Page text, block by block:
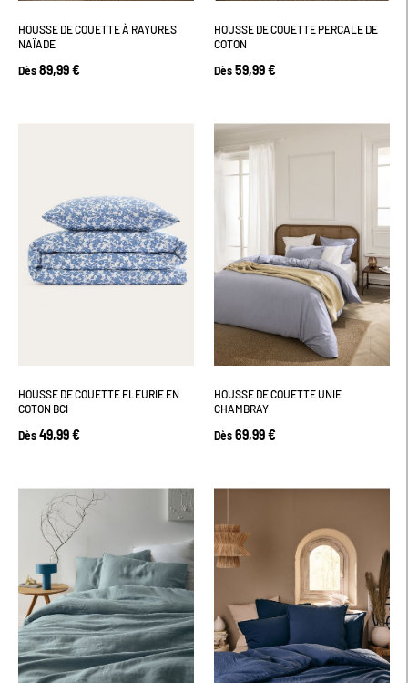
HOUSSE DE COUETTE À RAYURES
NAÏADE
Dès 89,99 €
HOUSSE DE COUETTE PERCALE DE
COTON
Dès 59,99 €
HOUSSE DE COUETTE FLEURIE EN
COTON BCI
Dès 49,99 €
HOUSSE DE COUETTE UNIE
CHAMBRAY
Dès 69,99 €